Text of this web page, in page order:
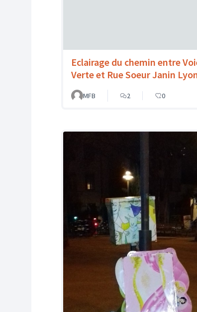
Eclairage du chemin entre
Verte et Rue Soeur Janin
MFB 2 0